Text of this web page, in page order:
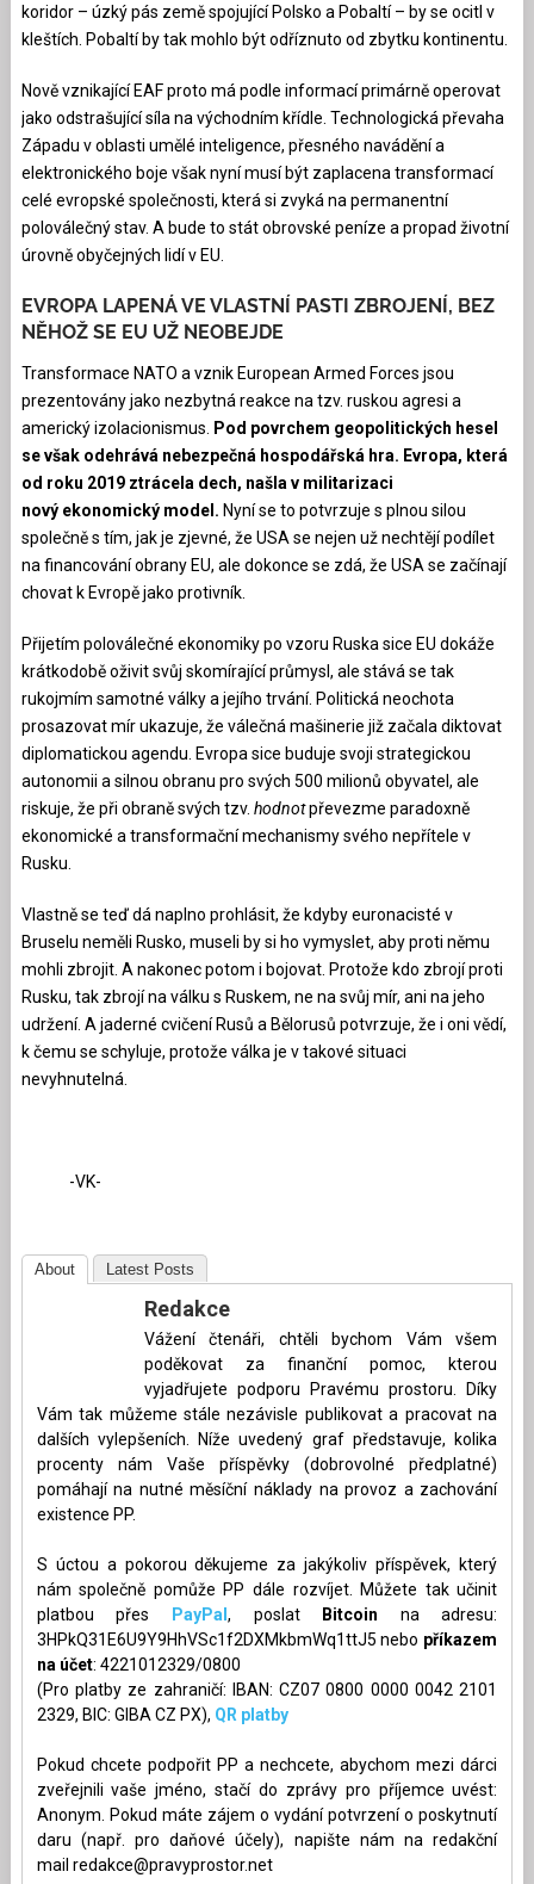
koridor – úzký pás země spojující Polsko a Pobaltí – by se ocitl v
kleštích. Pobaltí by tak mohlo být odříznuto od zbytku kontinentu.
Nově vznikající EAF proto má podle informací primárně operovat
jako odstrašující síla na východním křídle. Technologická převaha
Západu v oblasti umělé inteligence, přesného navádění a
elektronického boje však nyní musí být zaplacena transformací
celé evropské společnosti, která si zvyká na permanentní
poloválečný stav. A bude to stát obrovské peníze a propad životní
úrovně obyčejných lidí v EU.
EVROPA LAPENÁ VE VLASTNÍ PASTI ZBROJENÍ, BEZ
NĚHOŽ SE EU UŽ NEOBEJDE
Transformace NATO a vznik European Armed Forces jsou
prezentovány jako nezbytná reakce na tzv. ruskou agresi a
americký izolacionismus.
Pod povrchem geopolitických hesel
se však odehrává nebezpečná hospodářská hra. Evropa, která
od roku 2019 ztrácela dech, našla v militarizaci
nový ekonomický model. Nyní se to potvrzuje s plnou silou
společně s tím, jak je zjevné, že USA se nejen už nechtějí podílet
na financování obrany EU, ale dokonce se zdá, že USA se začínají
chovat k Evropě jako protivník.
Přijetím poloválečné ekonomiky po vzoru Ruska sice EU dokáže
krátkodobě oživit svůj skomírající průmysl, ale stává se tak
rukojmím samotné války a jejího trvání. Politická neochota
prosazovat mír ukazuje, že válečná mašinerie již začala diktovat
diplomatickou agendu. Evropa sice buduje svoji strategickou
autonomii a silnou obranu pro svých 500 milionů obyvatel, ale
riskuje, že při obraně svých tzv. hodnotpřevezme paradoxně
ekonomické a transformační mechanismy svého nepřítele v
Rusku.
Vlastně se teď dá naplno prohlásit, že kdyby euronacisté v
Bruselu neměli Rusko, museli by si ho vymyslet, aby proti němu
mohli zbrojit. A nakonec potom i bojovat. Protože kdo zbrojí proti
Rusku, tak zbrojí na válku s Ruskem, ne na svůj mír, ani na jeho
udržení. A jaderné cvičení Rusů a Bělorusů potvrzuje, že i oni vědí,
k čemu se schyluje, protože válka je v takové situaci
nevyhnutelná.
-VK-
About Latest Posts
Redakce
Vážení čtenáři, chtěli bychom Vám všem
poděkovat za finanční pomoc, kterou
vyjadřujete podporu Pravému prostoru. Díky
Vám tak můžeme stále nezávisle publikovat a pracovat na
dalších vylepšeních. Níže uvedený graf představuje, kolika
procenty nám Vaše příspěvky (dobrovolné předplatné)
pomáhají na nutné měsíční náklady na provoz a zachování
existence PP.
S úctou a pokorou děkujeme za jakýkoliv příspěvek, který
nám společně pomůže PP dále rozvíjet. Můžete tak učinit
platbou přes
PayPal , poslat Bitcoin na adresu:
3HPkQ31E6U9Y9HhVSc1f2DXMkbmWq1ttJ5 nebo příkazem
na účet: 4221012329/0800
(Pro platby ze zahraničí: IBAN: CZ07 0800 0000 0042 2101
2329, BIC: GIBA CZ PX), QR platby
Pokud chcete podpořit PP a nechcete, abychom mezi dárci
zveřejnili vaše jméno, stačí do zprávy pro příjemce uvést:
Anonym. Pokud máte zájem o vydání potvrzení o poskytnutí
daru (např. pro daňové účely), napište nám na redakční
mail redakce@pravyprostor.net